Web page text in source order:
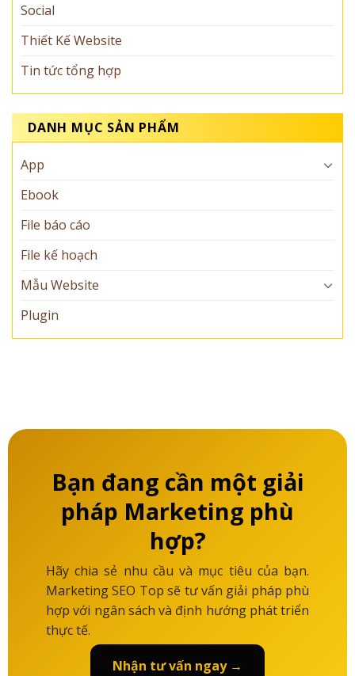
Social
Thiết Kế Website
Tin tức tổng hợp
DANH MỤC SẢN PHẨM
App
Ebook
File báo cáo
File kế hoạch
Mẫu Website
Plugin
Bạn đang cần một giải
pháp Marketing phù
hợp?
Hãy chia sẻ nhu cầu và mục tiêu của bạn.
Marketing SEO Top sẽ tư vấn giải pháp phù
hợp với ngân sách và định hướng phát triển
thực tế.
Nhận tư vấn ngay →